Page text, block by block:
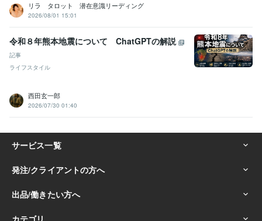
リラ タロット 潜在意識リーディング
2026/08/01 15:01
令和８年熊本地震について ChatGPTの解説
記事
ライフスタイル
西田玄一郎
2026/07/30 01:40